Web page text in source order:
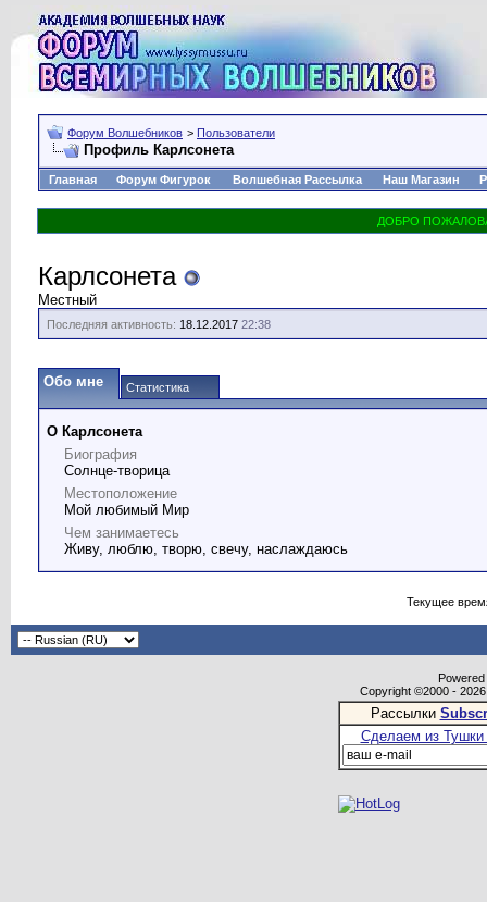
Форум Волшебников > Пользователи
Профиль Карлсонета
Главная Форум Фигурок Волшебная Рассылка Наш Магазин
Карлсонета
Местный
Последняя активность: 18.12.2017 22:38
Обо мне Статистика
О Карлсонета
Биография
Солнце-творица
Местоположение
Мой любимый Мир
Чем занимаетесь
Живу, люблю, творю, свечу, наслаждаюсь
Текущее
Copyright ©2000 -
Рассылки
Сделаем из Тушки